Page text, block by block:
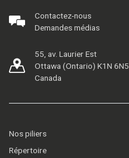
Contactez-nous
Demandes médias
55, av. Laurier Est
Ottawa (Ontario) K1N 6N5
Canada
Nos piliers
Répertoire